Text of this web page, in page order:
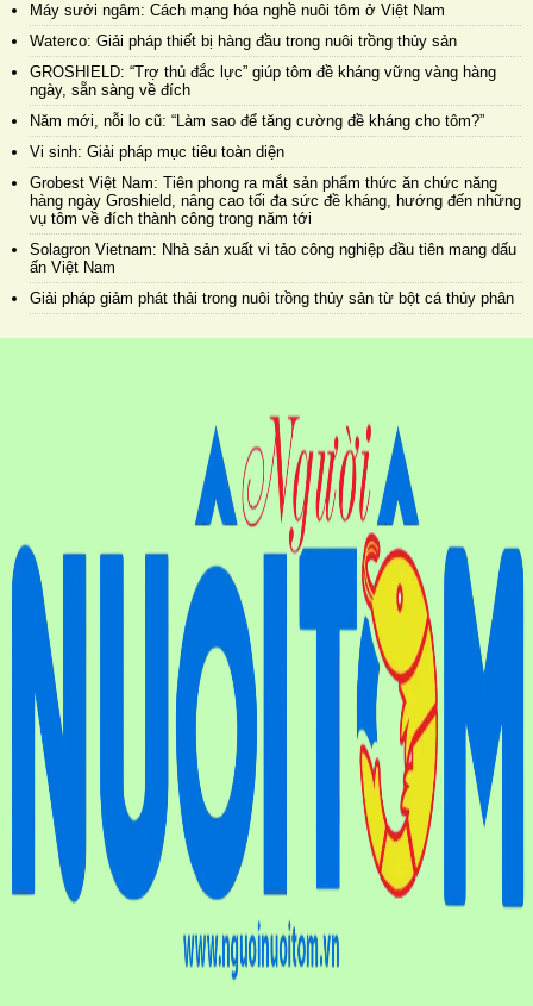
Máy sưởi ngâm: Cách mạng hóa nghề nuôi tôm ở Việt Nam
Waterco: Giải pháp thiết bị hàng đầu trong nuôi trồng thủy sản
GROSHIELD: “Trợ thủ đắc lực” giúp tôm đề kháng vững vàng hàng
ngày, sẵn sàng về đích
Năm mới, nỗi lo cũ: “Làm sao để tăng cường đề kháng cho tôm?”
Vi sinh: Giải pháp mục tiêu toàn diện
Grobest Việt Nam: Tiên phong ra mắt sản phẩm thức ăn chức năng
hàng ngày Groshield, nâng cao tối đa sức đề kháng, hướng đến những
vụ tôm về đích thành công trong năm tới
Solagron Vietnam: Nhà sản xuất vi tảo công nghiệp đầu tiên mang dấu
ấn Việt Nam
Giải pháp giảm phát thải trong nuôi trồng thủy sản từ bột cá thủy phân